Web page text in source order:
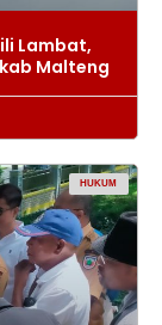
Lambat,
Malteng
HUKUM